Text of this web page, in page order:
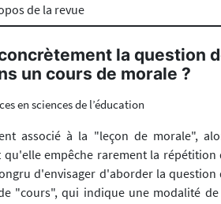
de la revue
la question
un cours de morale ?
en sciences de l’éducation
associé à la "leçon de morale",
empêche rarement la répétition
d'envisager d'aborder la question
"cours", qui indique une modalité